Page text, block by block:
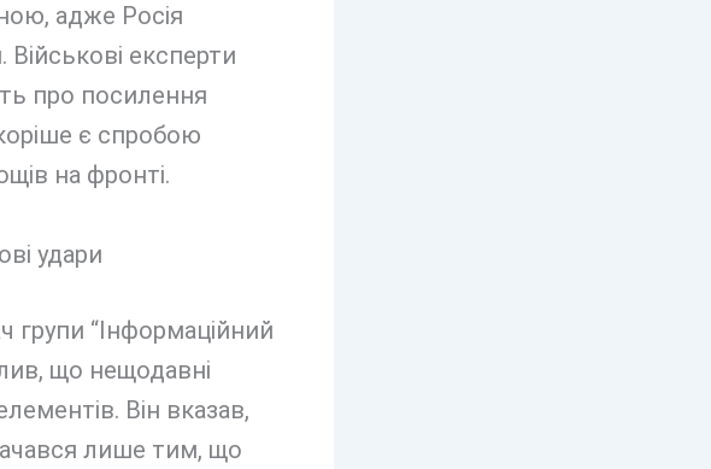
адже Росія
Військові експерти
про посилення
є спробою
на фронті.
групи “Інформаційний
що нещодавні
Він вказав,
лише тим, що